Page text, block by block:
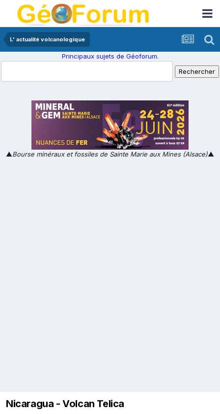
L' actualité volcanologique
Principaux sujets de Géoforum.
▲Bourse minéraux et fossiles de Sainte Marie aux Mines (Alsace)▲
Nicaragua - Volcan Telica